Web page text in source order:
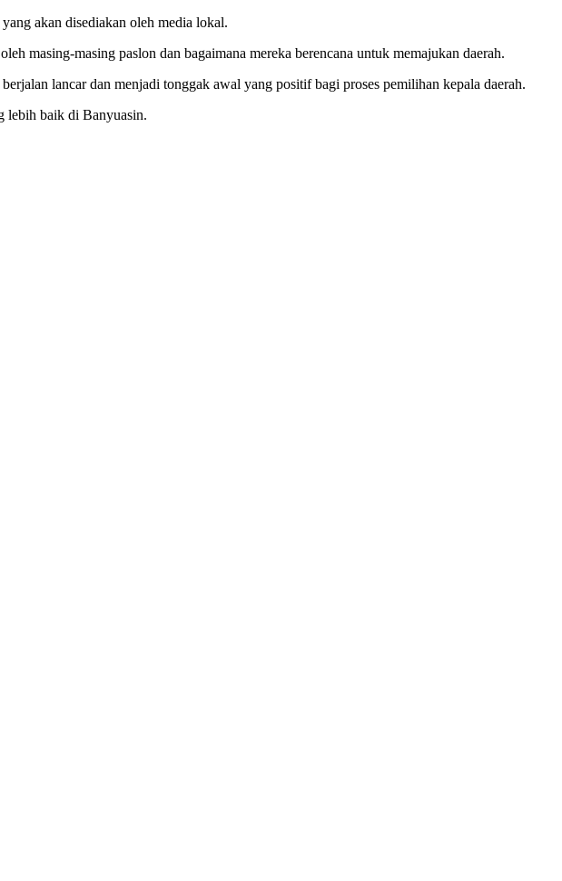
akan disediakan oleh media lokal.
masing-masing paslon dan bagaimana mereka berencana untuk memajukan daerah.
lancar dan menjadi tonggak awal yang positif bagi proses pemilihan kepala daerah.
lebih baik di Banyuasin.